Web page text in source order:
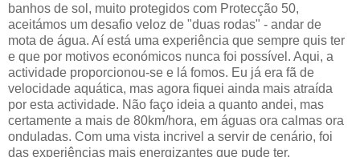
banhos de sol, muito protegidos com Protecção 50,
aceitámos um desafio veloz de "duas rodas" - andar de
mota de água. Aí está uma experiência que sempre quis ter
e que por motivos económicos nunca foi possível. Aqui, a
actividade proporcionou-se e lá fomos. Eu já era fã de
velocidade aquática, mas agora fiquei ainda mais atraída
por esta actividade. Não faço ideia a quanto andei, mas
certamente a mais de 80km/hora, em águas ora calmas ora
onduladas. Com uma vista incrivel a servir de cenário, foi
das experiências mais energizantes que pude ter.